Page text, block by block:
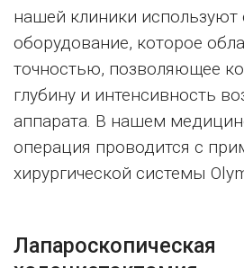
нашей клиники используют
оборудование, которое
точностью, позволяющее
глубину и интенсивность
аппарата. В нашем
операция проводится с
хирургической системы
Лапароскопическая